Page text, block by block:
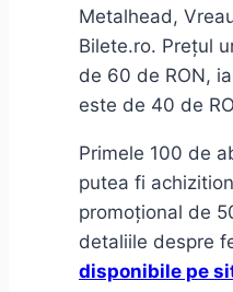
Metalhead,
Bilete.ro. Prețul
de 60 de RON,
este de 40 de
Primele 100 de
putea fi
promoțional de
detaliile despre
disponibile pe